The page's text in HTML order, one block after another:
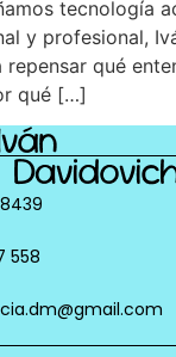
tecnología
y profesional,
repensar qué
qué […]
558